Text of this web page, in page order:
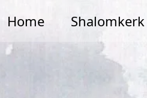
Home Shalomkerk